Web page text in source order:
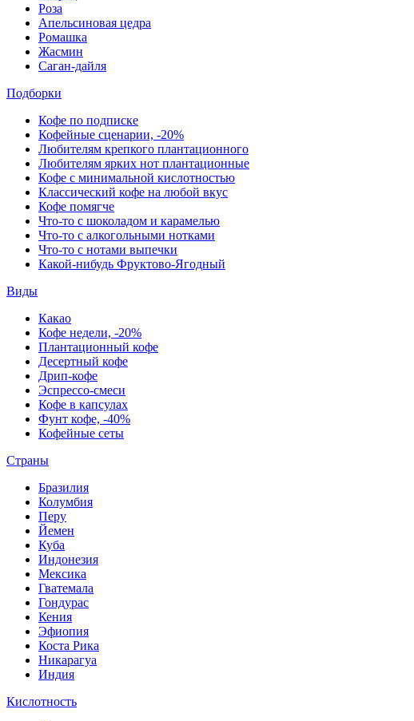
Роза
Апельсиновая цедра
Ромашка
Жасмин
Саган-дайля
Подборки
Кофе по подписке
Кофейные сценарии, -20%
Любителям крепкого плантационного
Любителям ярких нот плантационные
Кофе с минимальной кислотностью
Классический кофе на любой вкус
Кофе помягче
Что-то с шоколадом и карамелью
Что-то с алкогольными нотками
Что-то с нотами выпечки
Какой-нибудь Фруктово-Ягодный
Виды
Какао
Кофе недели, -20%
Плантационный кофе
Десертный кофе
Дрип-кофе
Эспрессо-смеси
Кофе в капсулах
Фунт кофе, -40%
Кофейные сеты
Страны
Бразилия
Колумбия
Перу
Йемен
Куба
Индонезия
Мексика
Гватемала
Гондурас
Кения
Эфиопия
Коста Рика
Никарагуа
Индия
Кислотность